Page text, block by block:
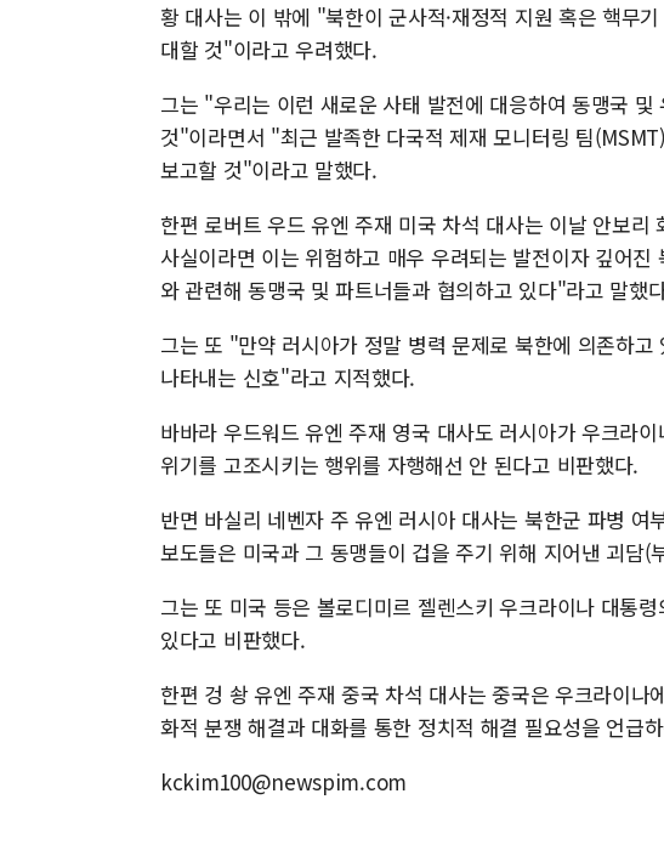
황 대사는 이 밖에 "북한이 군사적·재정적 지원 혹은 핵무
대할 것"이라고 우려했다.
그는 "우리는 이런 새로운 사태 발전에 대응하여 동맹국
것"이라면서 "최근 발족한 다국적 제재 모니터링 팀
보고할 것"이라고 말했다.
한편 로버트 우드 유엔 주재 미국 차석 대사는 이날 안보
사실이라면 이는 위험하고 매우 우려되는 발전이자 깊어
와 관련해 동맹국 및 파트너들과 협의하고 있다"라고 말했
그는 또 "만약 러시아가 정말 병력 문제로 북한에 의존하
나타내는 신호"라고 지적했다.
바바라 우드워드 유엔 주재 영국 대사도 러시아가 우크라
위기를 고조시키는 행위를 자행해선 안 된다고 비판했다.
반면 바실리 네벤자 주 유엔 러시아 대사는 북한군 파병
보도들은 미국과 그 동맹들이 겁을 주기 위해 지어낸 괴담(
그는 또 미국 등은 볼로디미르 젤렌스키 우크라이나 대통
있다고 비판했다.
한편 겅 솽 유엔 주재 중국 차석 대사는 중국은 우크라이나
화적 분쟁 해결과 대화를 통한 정치적 해결 필요성을 언급
kckim100@newspim.com